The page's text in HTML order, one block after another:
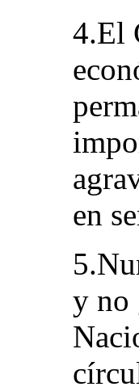
4.El
en
y no